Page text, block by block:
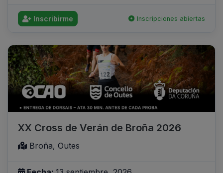
Inscribirme Inscripciones abiertas
XX Cross de Verán de Broña 2026
Broña, Outes